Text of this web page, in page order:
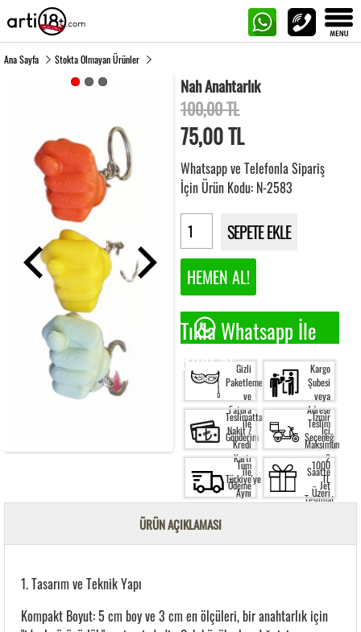
Ana Sayfa Stokta Olmayan Ürünler
Nah Anahtarlık
100,00 TL
75,00TL
Whatsapp ve Telefonla Sipariş
İçin Ürün Kodu: N-2583
SEPETE EKLE
HEMEN AL!
Tıkla Whatsapp İle
Bilgi Al.Gizli
Paketleme
ve
Fatura
ile
Gönderim
Kargo
Şubesi
veya
Adrese
Teslim
Seçeneği
Teslimatta
Nakit /
Kredi
Kartı
ile
Ödeme
İzmir
İçi
Maksimum
2
Saatte
Jet
Teslimat
Tüm
Türkiye'ye
Aynı
Gün
1000
TL
Üzeri
Siparişte
ÜRÜN AÇIKLAMASI
1. Tasarım ve Teknik Yapı
Kompakt Boyut: 5 cm boy ve 3 cm en ölçüleri, bir anahtarlık için